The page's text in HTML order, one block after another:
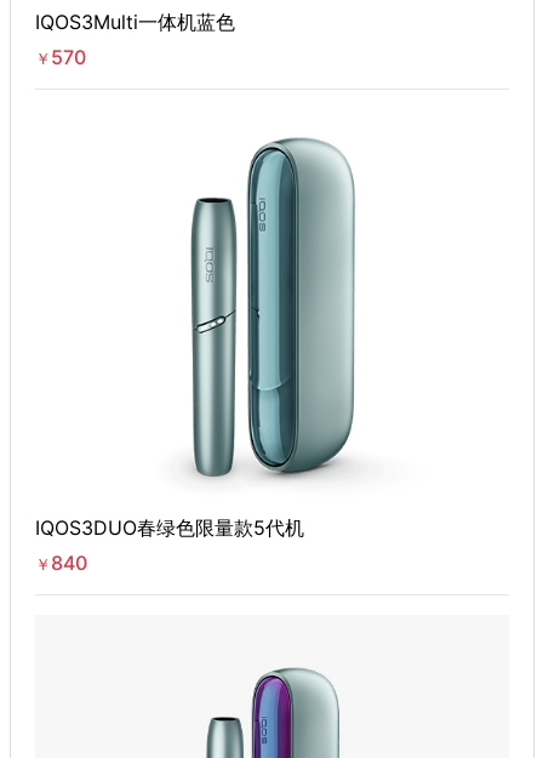
IQOS3Multi一体机蓝色
￥ 570
IQOS3DUO春绿色限量款5代机
￥ 840